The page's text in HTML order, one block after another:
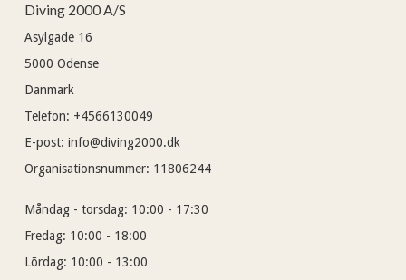
Diving 2000 A/S
Asylgade 16
5000 Odense
Danmark
Telefon: +4566130049
E-post: info@diving2000.dk
Organisationsnummer: 11806244
Måndag - torsdag: 10:00 - 17:30
Fredag: 10:00 - 18:00
Lõrdag: 10:00 - 13:00